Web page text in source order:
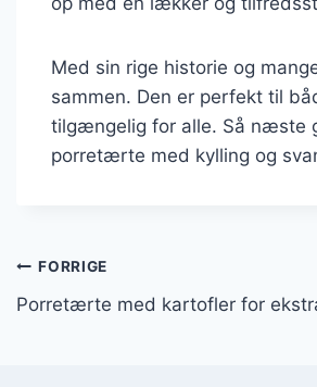
Med sin rige historie og
sammen. Den er perfekt til
tilgængelig for alle. Så næste
porretærte med kylling og
Indlægsnavigation
FORRIGE
Porretærte med kartofler for